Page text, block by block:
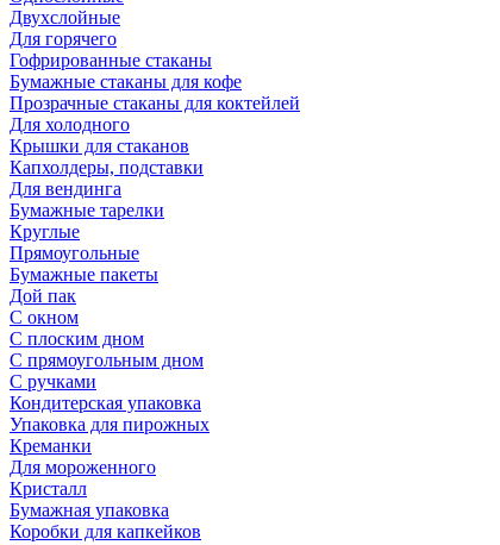
Двухслойные
Для горячего
Гофрированные стаканы
Бумажные стаканы для кофе
Прозрачные стаканы для коктейлей
Для холодного
Крышки для стаканов
Капхолдеры, подставки
Для вендинга
Бумажные тарелки
Круглые
Прямоугольные
Бумажные пакеты
Дой пак
С окном
С плоским дном
С прямоугольным дном
С ручками
Кондитерская упаковка
Упаковка для пирожных
Креманки
Для мороженного
Кристалл
Бумажная упаковка
Коробки для капкейков